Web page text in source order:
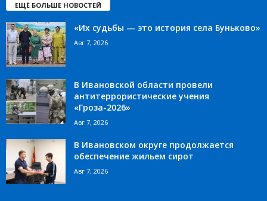
ЕЩЁ БОЛЬШЕ НОВОСТЕЙ
«Их судьбы — это история села Буньково»
Авг 7, 2026
В Ивановской области провели
антитеррористические учения
«Гроза-2026»
Авг 7, 2026
В Ивановском округе продолжается
обеспечение жильем сирот
Авг 7, 2026